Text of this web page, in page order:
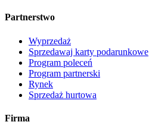
Partnerstwo
Wyprzedaż
Sprzedawaj karty podarunkowe
Program poleceń
Program partnerski
Rynek
Sprzedaż hurtowa
Firma